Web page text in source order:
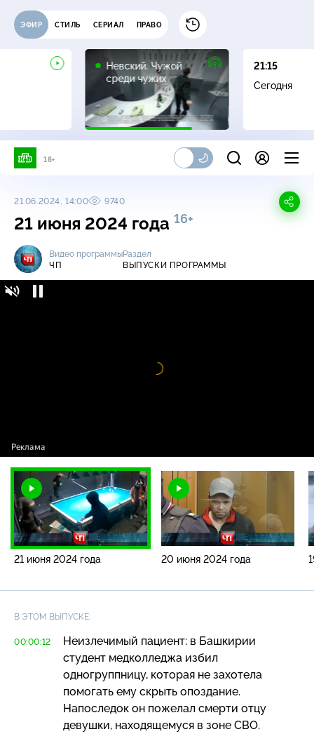
ЭФИР СТИЛЬ СЕРИАЛ ПРАВО
Невский. Чужой
среди чужих
16+
21:15
Сегодня
18+
21.06.2024, 14:00 9740
21 июня 2024 года 16+
Видео программы
ЧП
Раздел
ВЫПУСКИ ПРОГРАММЫ
Видео
проигрыватель
21 июня 2024 года 20 июня 2024 года
В ЭТОМ ВЫПУСКЕ:
00:00:12
Неизлечимый пациент: в Башкирии
студент медколледжа избил
одногруппницу, которая не захотела
помогать ему скрыть опоздание.
Напоследок он пожелал смерти отцу
девушки, находящемуся в зоне СВО.